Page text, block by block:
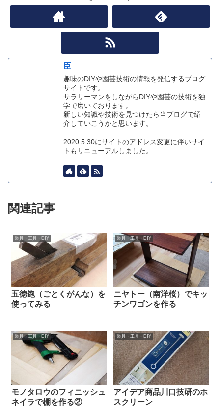
臣
趣味のDIYや園芸技術の情報を発信するブログ
サイトです。
サラリーマンをしながらDIYや園芸の技術を独
学で磨いております。
新しい知識や技術を見つけたら当ブログで紹
介していこうかと思います。
2020.5.30にサイトのアドレス変更に伴いサイ
トもリニューアルしました。
関連記事
道具・工具・DIY
五徳鉋（ごとくがんな）を
使ってみる
道具・工具・DIY
ニヤトー（南洋桜）でキッ
チンワゴンを作る
道具・工具・DIY
モノタロウのフィニッシュ
ネイラで棚を作る②
道具・工具・DIY
アイデア商品川口技研のホ
スクリーン